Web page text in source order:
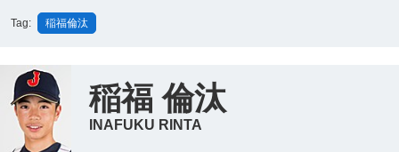
Tag: 稲福倫汰
稲福 倫汰
INAFUKU RINTA